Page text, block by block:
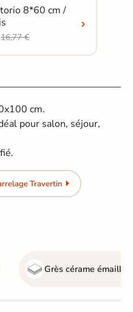
8*60 cm /
16,77 €
cm.
pour salon, séjour,
Travertin
Grès cérame émaillé